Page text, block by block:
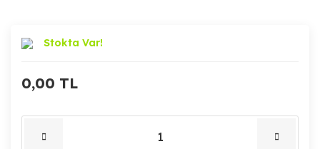
Stokta Var!
0,00 TL